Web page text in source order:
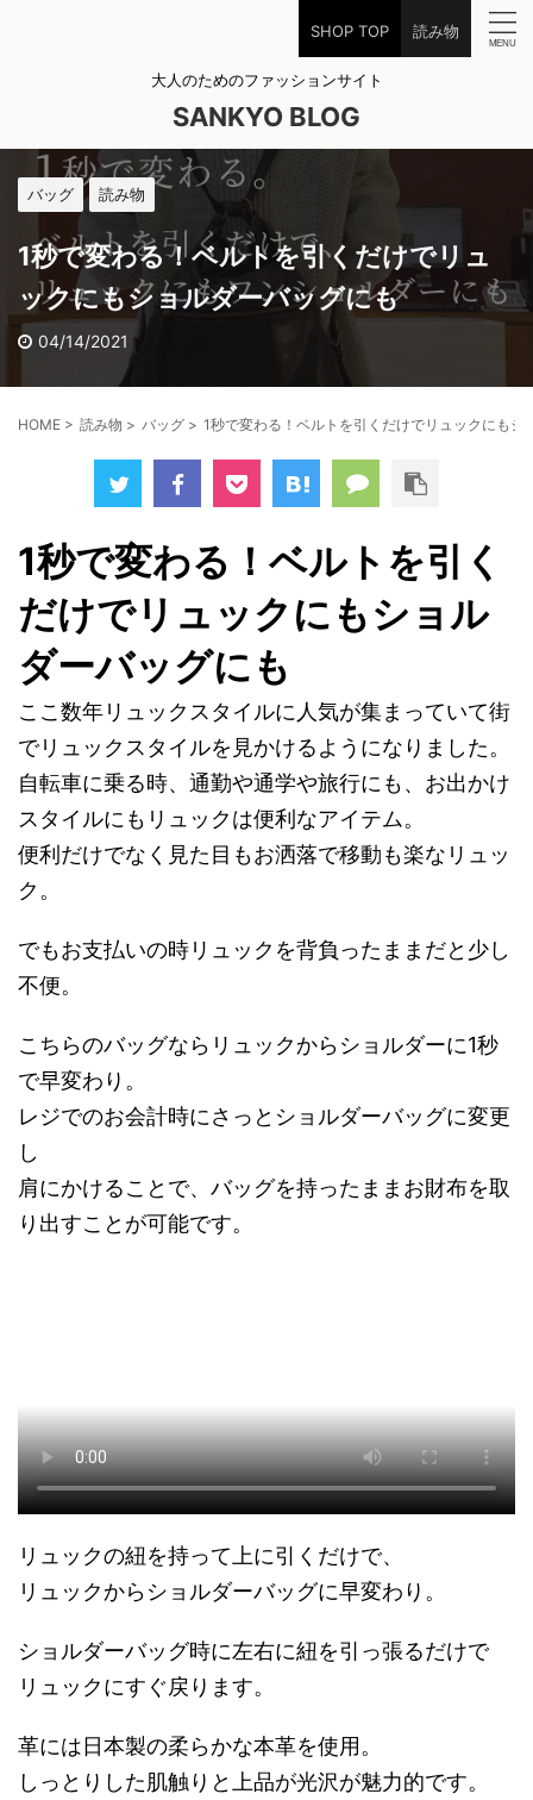
SHOP TOP 読み物
大人のためのファッションサイト
SANKYO BLOG
バッグ 読み物
1秒で変わる！ベルトを引くだけでリュ
ックにもショルダーバッグにも
04/14/2021
HOME > 読み物 > バッグ > 1秒で変わる！ベルトを引くだけでリュックにもシ
1秒で変わる！ベルトを引く
だけでリュックにもショル
ダーバッグにも
ここ数年リュックスタイルに人気が集まっていて街
でリュックスタイルを見かけるようになりました。
自転車に乗る時、通勤や通学や旅行にも、お出かけ
スタイルにもリュックは便利なアイテム。
便利だけでなく見た目もお洒落で移動も楽なリュッ
ク。
でもお支払いの時リュックを背負ったままだと少し
不便。
こちらのバッグならリュックからショルダーに1秒
で早変わり。
レジでのお会計時にさっとショルダーバッグに変更
し
肩にかけることで、バッグを持ったままお財布を取
り出すことが可能です。
リュックの紐を持って上に引くだけで、
リュックからショルダーバッグに早変わり。
ショルダーバッグ時に左右に紐を引っ張るだけで
リュックにすぐ戻ります。
革には日本製の柔らかな本革を使用。
しっとりした肌触りと上品が光沢が魅力的です。